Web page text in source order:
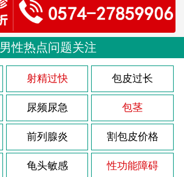
男性热点问题关注
射精过快 包皮过长
尿频尿急 包茎
前列腺炎 割包皮价格
龟头敏感 性功能障碍